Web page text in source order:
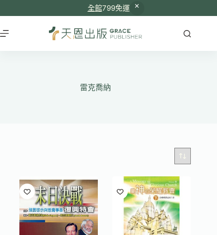
全館799免運
至
主
雷克喬納